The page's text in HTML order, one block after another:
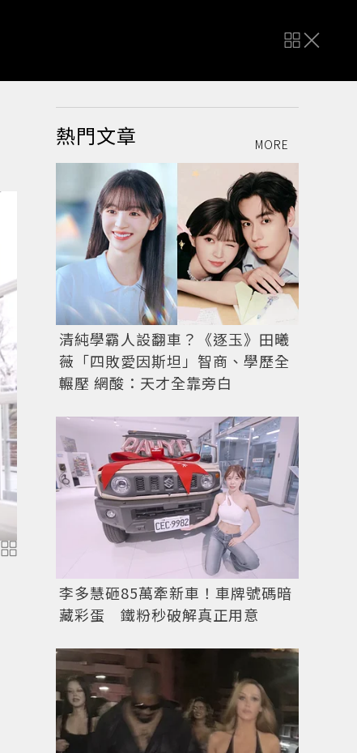
熱門文章 MORE
清純學霸人設翻車？《逐玉》田曦
薇「四敗愛因斯坦」智商、學歷全
輾壓 網酸：天才全靠旁白
李多慧砸85萬牽新車！車牌號碼暗
藏彩蛋 鐵粉秒破解真正用意